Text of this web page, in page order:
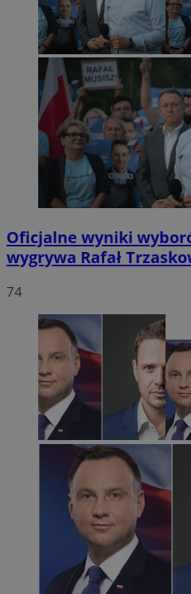
Oficjalne wyniki
wygrywa Rafał
74